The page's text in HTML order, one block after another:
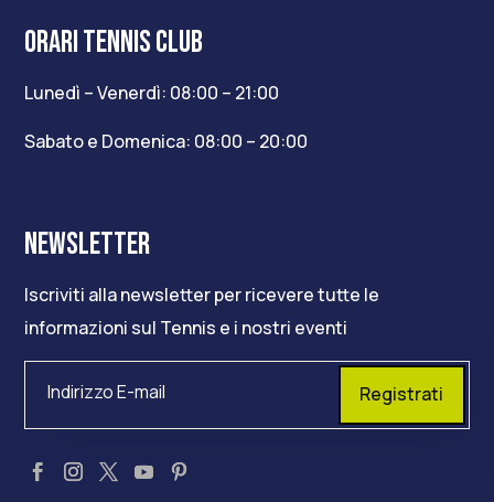
ORARI TENNIS CLUB
Lunedì – Venerdì: 08:00 – 21:00
Sabato e Domenica: 08:00 – 20:00
NEWSLETTER
Iscriviti alla newsletter per ricevere tutte le
informazioni sul Tennis e i nostri eventi
Registrati